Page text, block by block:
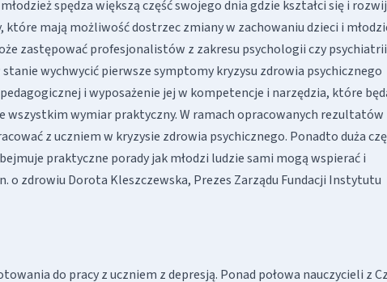
spędza większą część swojego dnia gdzie kształci się i
mają możliwość dostrzec zmiany w zachowaniu dzieci i
zastępować profesjonalistów z zakresu psychologii czy
wychwycić pierwsze symptomy kryzysu zdrowia psychicznego
i wyposażenie jej w kompetencje i narzędzia, które
wszystkim wymiar praktyczny. W ramach opracowanych rezultatów
z uczniem w kryzysie zdrowia psychicznego. Ponadto duża
praktyczne porady jak młodzi ludzie sami mogą wspierać i
o zdrowiu Dorota Kleszczewska, Prezes Zarządu Fundacji Instytutu
do pracy z uczniem z depresją. Ponad połowa nauczycieli z